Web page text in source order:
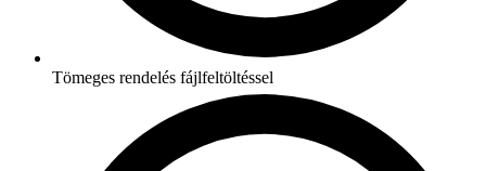
Tömeges rendelés fájlfeltöltéssel